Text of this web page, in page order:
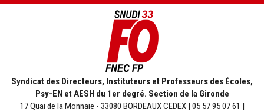
Syndicat des Directeurs, Instituteurs et Professeurs des Écoles,
Psy-EN et AESH du 1er degré. Section de la Gironde
17 Quai de la Monnaie - 33080 BORDEAUX CEDEX | 05 57 95 07 61 |